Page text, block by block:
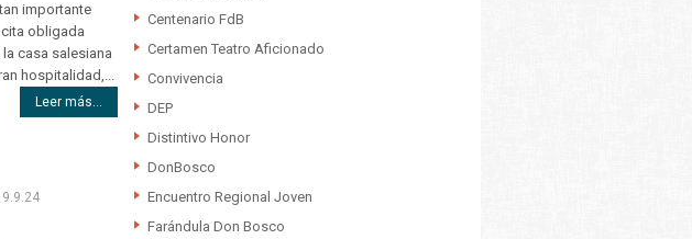
importante
obligada
casa salesiana
hospitalidad,...
Leer más...
Centenario FdB
Certamen Teatro Aficionado
Convivencia
DEP
Distintivo Honor
DonBosco
Encuentro Regional Joven
Farándula Don Bosco